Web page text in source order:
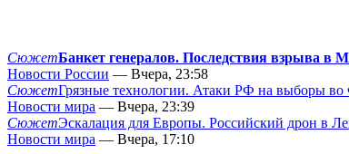
СюжетБанкет генералов. Последствия взрыва в
Новости России — Вчера, 23:58
СюжетГрязные технологии. Атаки РФ на выборы
Новости мира — Вчера, 23:39
СюжетЭскалация для Европы. Российский дрон в
Новости мира — Вчера, 17:10